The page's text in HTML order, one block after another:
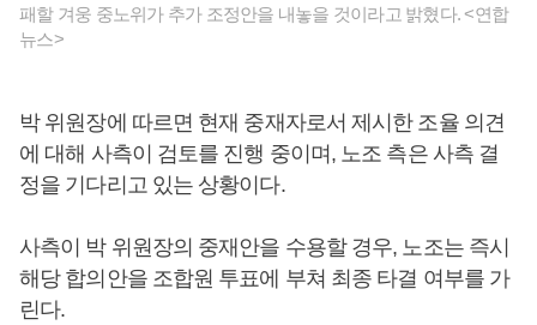
패할 겨웅 중노위가 추가 조정안을 내놓을 것이라고 밝혔다. <연합
뉴스>
박 위원장에 따르면 현재 중재자로서 제시한 조율 의견
에 대해 사측이 검토를 진행 중이며, 노조 측은 사측 결
정을 기다리고 있는 상황이다.
사측이 박 위원장의 중재안을 수용할 경우, 노조는 즉시
해당 합의안을 조합원 투표에 부쳐 최종 타결 여부를 가
린다.